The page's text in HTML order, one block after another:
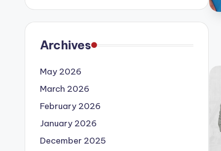
Archives
May 2026
March 2026
February 2026
January 2026
December 2025